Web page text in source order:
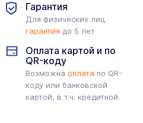
Гарантия
Для физических лиц
гарантия до 5 лет
Оплата картой и по
QR-коду
Возможна оплата по QR-
коду или банковской
картой, в т.ч. кредитной.